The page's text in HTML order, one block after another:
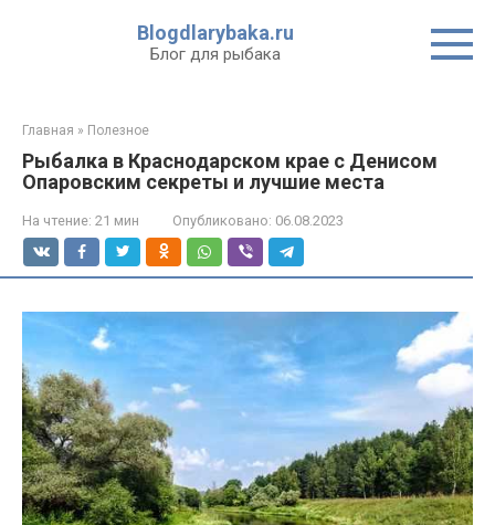
Blogdlarybaka.ru
Блог для рыбака
Главная » Полезное
Рыбалка в Краснодарском крае с Денисом
Опаровским секреты и лучшие места
На чтение: 21 мин Опубликовано: 06.08.2023